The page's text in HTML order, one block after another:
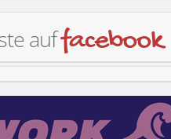
auffacebook